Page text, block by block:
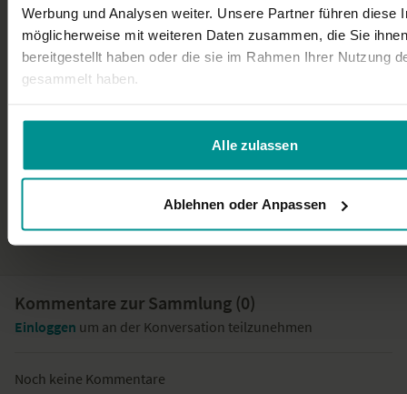
Werbung und Analysen weiter. Unsere Partner führen diese
möglicherweise mit weiteren Daten zusammen, die Sie ihnen
bereitgestellt haben oder die sie im Rahmen Ihrer Nutzung
gesammelt haben.
Alle zulassen
Ablehnen oder Anpassen
3. Abschluss
Kommentare zur Sammlung (0)
Einloggen um an der Konversation teilzunehmen
Noch keine Kommentare